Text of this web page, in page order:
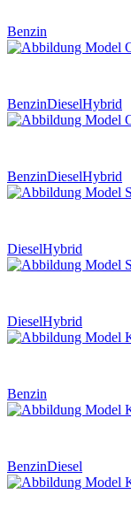
Benzin
BenzinDieselHybrid
BenzinDieselHybrid
DieselHybrid
DieselHybrid
Benzin
BenzinDiesel